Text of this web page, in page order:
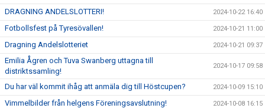
DRAGNING ANDELSLOTTERI! 2024-10-22 16:40
Fotbollsfest på Tyresövallen! 2024-10-21 11:00
Dragning Andelslotteriet 2024-10-21 09:37
Emilia Ågren och Tuva Swanberg uttagna till
distriktssamling!
2024-10-17 09:58
Du har väl kommit ihåg att anmäla dig till Höstcupen? 2024-10-09 15:10
Vimmelbilder från helgens Föreningsavslutning! 2024-10-08 16:15